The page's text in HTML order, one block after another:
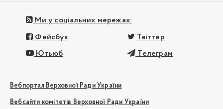
Ми у соціальних мережах:
Фейсбук Твіттер
Ютьюб Телеграм
Вебпортал Верховної Ради України
Вебсайти комітетів Верховної Ради України